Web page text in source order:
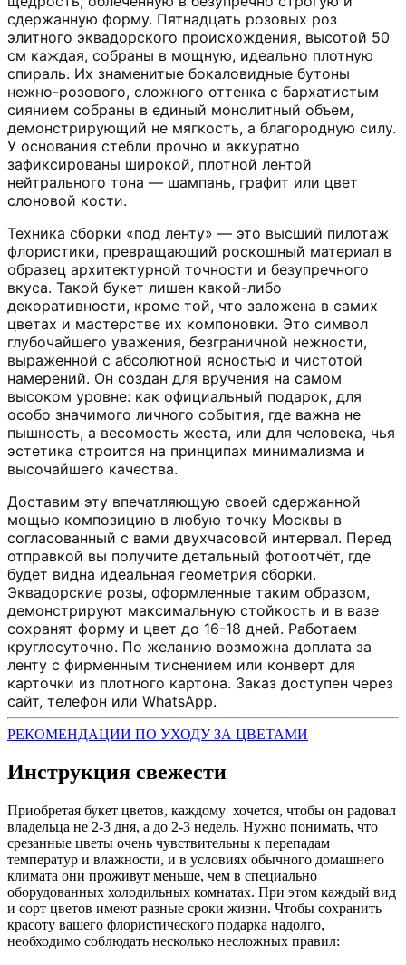
сдержанную форму. Пятнадцать розовых роз
элитного эквадорского происхождения, высотой 50
см каждая, собраны в мощную, идеально плотную
спираль. Их знаменитые бокаловидные бутоны
нежно-розового, сложного оттенка с бархатистым
сиянием собраны в единый монолитный объем,
демонстрирующий не мягкость, а благородную силу.
У основания стебли прочно и аккуратно
зафиксированы широкой, плотной лентой
нейтрального тона — шампань, графит или цвет
слоновой кости.
Техника сборки «под ленту» — это высший пилотаж
флористики, превращающий роскошный материал в
образец архитектурной точности и безупречного
вкуса. Такой букет лишен какой-либо
декоративности, кроме той, что заложена в самих
цветах и мастерстве их компоновки. Это символ
глубочайшего уважения, безграничной нежности,
выраженной с абсолютной ясностью и чистотой
намерений. Он создан для вручения на самом
высоком уровне: как официальный подарок, для
особо значимого личного события, где важна не
пышность, а весомость жеста, или для человека, чья
эстетика строится на принципах минимализма и
высочайшего качества.
Доставим эту впечатляющую своей сдержанной
мощью композицию в любую точку Москвы в
согласованный с вами двухчасовой интервал. Перед
отправкой вы получите детальный фотоотчёт, где
будет видна идеальная геометрия сборки.
Эквадорские розы, оформленные таким образом,
демонстрируют максимальную стойкость и в вазе
сохранят форму и цвет до 16-18 дней. Работаем
круглосуточно. По желанию возможна доплата за
ленту с фирменным тиснением или конверт для
карточки из плотного картона. Заказ доступен через
сайт, телефон или WhatsApp.
РЕКОМЕНДАЦИИ ПО УХОДУ ЗА ЦВЕТАМИ
Инструкция свежести
Приобретая букет цветов, каждому хочется, чтобы он радовал
владельца не 2-3 дня, а до 2-3 недель. Нужно понимать, что
срезанные цветы очень чувствительны к перепадам
температур и влажности, и в условиях обычного домашнего
климата они проживут меньше, чем в специально
оборудованных холодильных комнатах. При этом каждый вид
и сорт цветов имеют разные сроки жизни. Чтобы сохранить
красоту вашего флористического подарка надолго,
необходимо соблюдать несколько несложных правил: